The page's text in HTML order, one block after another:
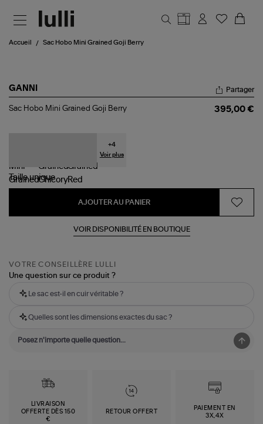
Accueil Sac Hobo Mini Grained Goji Berry
GANNI
Sac
Partager
Sac Hobo Mini Grained Goji Berry 395,00 €
+4
Voir plus
Tailleunique
AJOUTER AU PANIER
VOIR DISPONIBILITÉ EN BOUTIQUE
VOTRE CONSEILLÈRE LULLI
Une question sur ce produit ?
Le sac est-il en cuir véritable ?
Quelles sont les dimensions exactes du sac ?
LIVRAISON
OFFERTE DÈS 150
€
RETOUR OFFERT
PAIEMENT EN
3X,4X